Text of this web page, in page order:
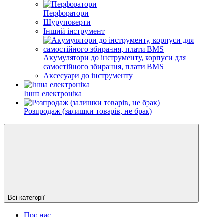
Перфоратори
Шуруповерти
Інший інструмент
Акумулятори до інструменту, корпуси для
самостійного збирання, плати BMS
Аксесуари до інструменту
Інша електроніка
Розпродаж (залишки товарів, не брак)
Всі категорії
Про нас